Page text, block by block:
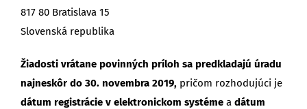
817 80 Bratislava 15
Slovenská republika
Žiadosti vrátane povinných príloh sa predkladajú úradu
najneskôr do 30. novembra 2019, pričom rozhodujúci je
dátum registrácie v elektronickom systéme a dátum